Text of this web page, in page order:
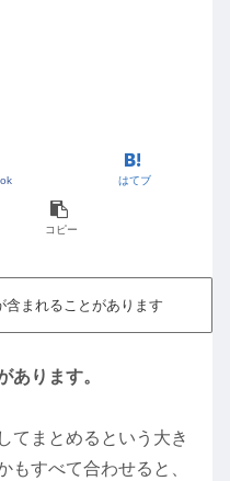
はてブ
コピー
まれることがあります
あります。
てまとめるという大き
もすべて合わせると、